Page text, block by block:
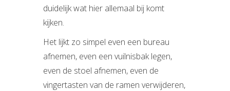
duidelijk wat hier allemaal bij komt
kijken.
Het lijkt zo simpel even een bureau
afnemen, even een vuilnisbak legen,
even de stoel afnemen, even de
vingertasten van de ramen verwijderen,